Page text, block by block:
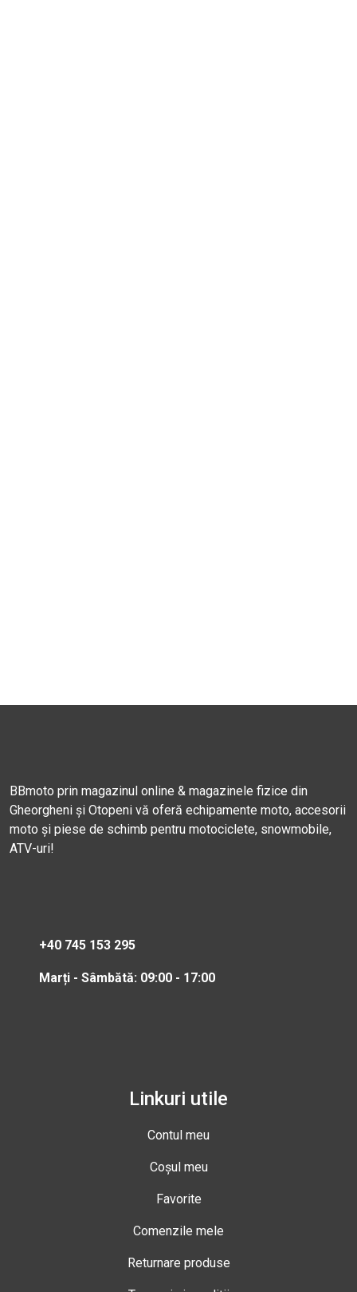
BBmoto prin magazinul online & magazinele fizice din
Gheorgheni și Otopeni vă oferă echipamente moto, accesorii
moto și piese de schimb pentru motociclete, snowmobile,
ATV-uri!
+40 745 153 295
Marți - Sâmbătă: 09:00 - 17:00
Linkuri utile
Contul meu
Coșul meu
Favorite
Comenzile mele
Returnare produse